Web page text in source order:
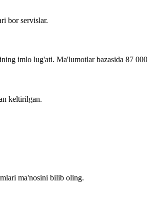
bor servislar.
imlo lug'ati. Ma'lumotlar bazasida 87
keltirilgan.
ma'nosini bilib oling.